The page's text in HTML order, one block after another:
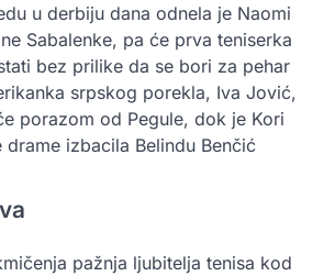
u derbiju dana odnela je Naomi
Sabalenke, pa će prva teniserka
bez prilike da se bori za pehar
srpskog porekla, Iva Jović,
porazom od Pegule, dok je Kori
izbacila Belindu Benčić
pažnja ljubitelja tenisa kod